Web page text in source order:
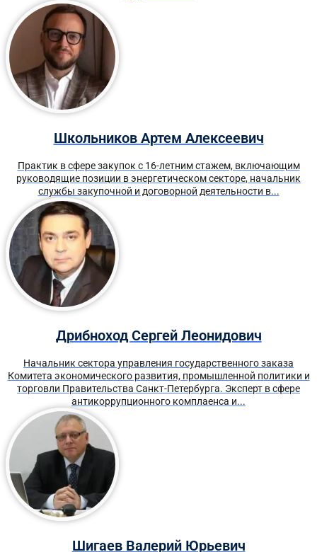
Школьников Артем Алексеевич
Практик в сфере закупок с 16-летним стажем, включающим
руководящие позиции в энергетическом секторе, начальник
службы закупочной и договорной деятельности в...
Дрибноход Сергей Леонидович
Начальник сектора управления государственного заказа
Комитета экономического развития, промышленной политики и
торговли Правительства Санкт-Петербурга. Эксперт в сфере
антикоррупционного комплаенса и...
Шигаев Валерий Юрьевич